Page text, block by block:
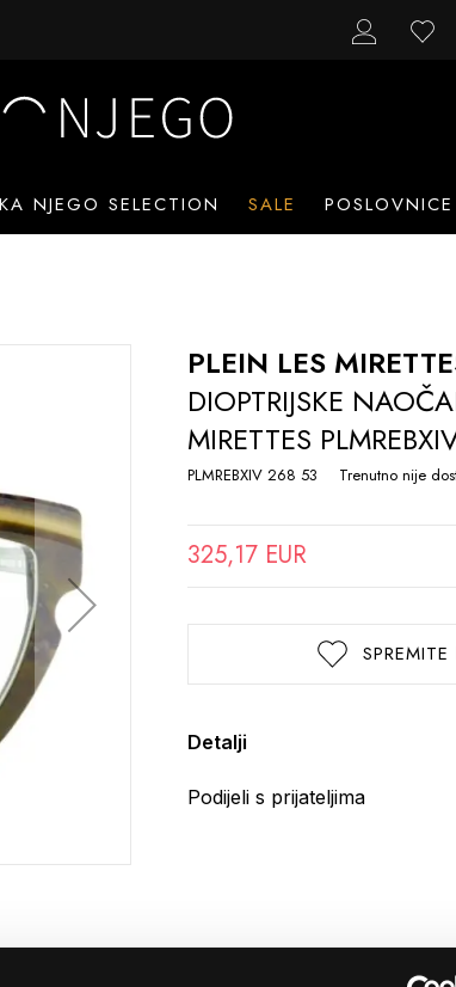
NJEGO SELECTION SALE POSLOVNICE
PLEIN LES
DIOPTRIJSKE
MIRETTES
PLMREBXIV 268 53 Trenutno nije
325,17 EUR
Detalji
Podijeli s prijateljima